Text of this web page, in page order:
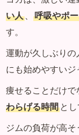
い人 、 呼吸やポ
す。
運動が久しぶりの
にも始めやすいジ
痩せることだけで
わらげる時間 と
ジムの負荷が高